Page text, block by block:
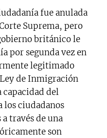
fue anulada
Suprema, pero
británico le
por segunda vez en
legitimado
de Inmigración
capacidad del
los ciudadanos
través de una
son